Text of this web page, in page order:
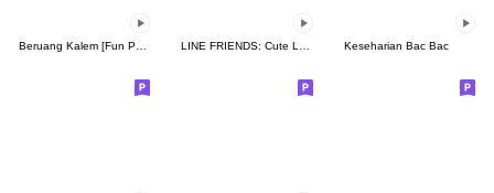
Beruang Kalem [Fun Pack] LINE FRIENDS: Cute Loving Expressions Keseharian Bac Bac